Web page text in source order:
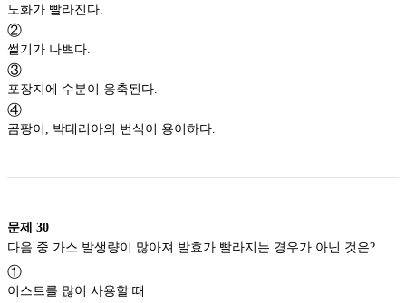
노화가 빨라진다.
②
썰기가 나쁘다.
③
포장지에 수분이 응축된다.
④
곰팡이, 박테리아의 번식이 용이하다.
문제 30
다음 중 가스 발생량이 많아져 발효가 빨라지는 경우가 아닌 것은?
①
이스트를 많이 사용할 때